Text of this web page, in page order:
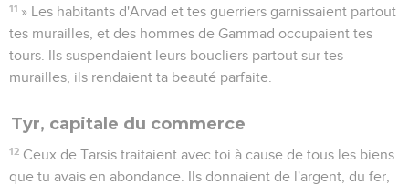
11 » Les habitants d'Arvad et tes guerriers garnissaient partout
tes murailles, et des hommes de Gammad occupaient tes
tours. Ils suspendaient leurs boucliers partout sur tes
murailles, ils rendaient ta beauté parfaite.
Tyr, capitale du commerce
12 Ceux de Tarsis traitaient avec toi à cause de tous les biens
que tu avais en abondance. Ils donnaient de l'argent, du fer,